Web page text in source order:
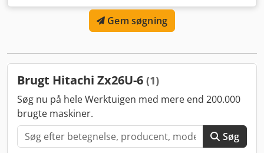
gummibælter Dedpfx Aloxazy Aj Rjwa * Driftvægt 2.720 kg
* Motorydelse 15,6 kW * Yanmar 3TNV70 motor, EU Trin V
* AM/FM radio * Mekanisk hurtigskifter MS03 * 2 x
planerskovl (1.200 mm)
Gem søgning
Brugt Hitachi Zx26U-6 (1)
Søg nu på hele Werktuigen med mere end 200.000
brugte maskiner.
Søg